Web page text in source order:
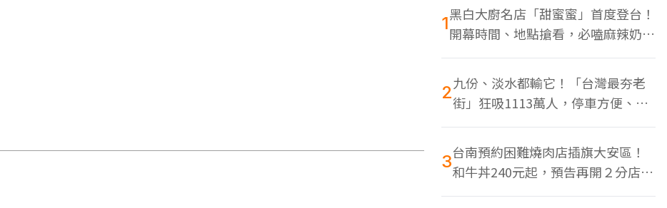
1黑白大廚名店「甜蜜蜜」首度登台！
開幕時間、地點搶看，必嗑麻辣奶油
蝦
2九份、淡水都輸它！「台灣最夯老
街」狂吸1113萬人，停車方便、特
色美食多
3台南預約困難燒肉店插旗大安區！
和牛丼240元起，預告再開２分店、
地點曝光